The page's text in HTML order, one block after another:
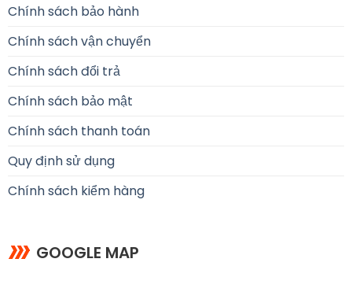
Chính sách bảo hành
Chính sách vận chuyển
Chính sách đổi trả
Chính sách bảo mật
Chính sách thanh toán
Quy định sử dụng
Chính sách kiểm hàng
GOOGLE MAP